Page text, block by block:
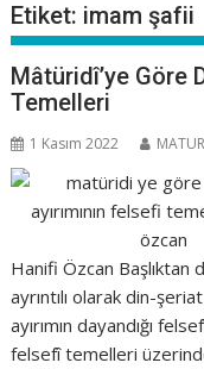
Etiket: imam şafii
Mâtüridî’ye Göre
Temelleri
1 Kasım 2022
Hanifi Özcan Başlıktan
ayrıntılı olarak din-
ayırımın dayandığı
felsefî temelleri